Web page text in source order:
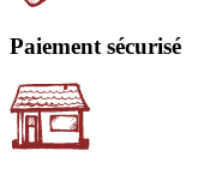
Paiement sécurisé